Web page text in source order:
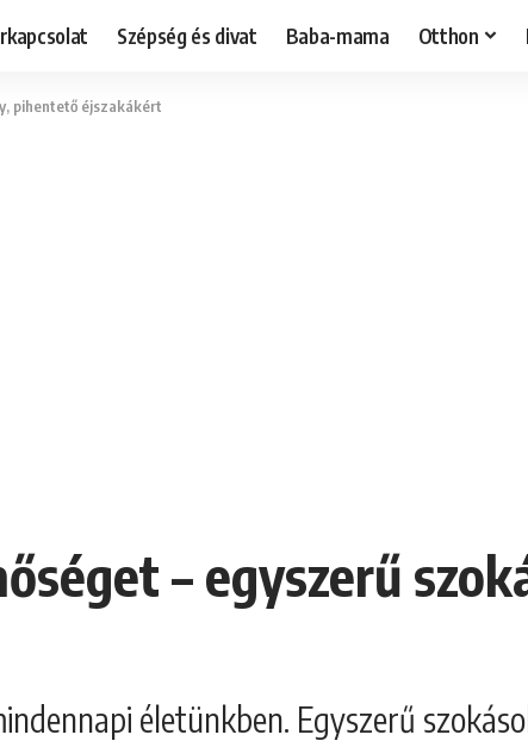
Szépség és divat Baba-mama Otthon
pihentető éjszakákért
– egyszerű
életünkben. Egyszerű